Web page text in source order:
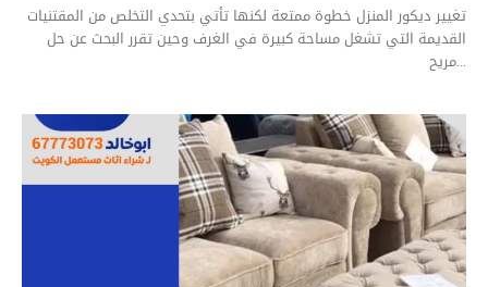
تغيير ديكور المنزل خطوة ممتعة لكنها تأتي بتحدي التخلص من المقتنيات
القديمة التي تشغل مساحة كبيرة في الغرف وحين تقرر البحث عن حل
مريح...